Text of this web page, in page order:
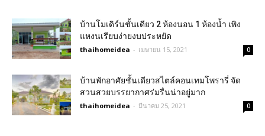
บ้านโมเดิร์นชั้นเดียว 2 ห้องนอน 1 ห้องน้ำ เพิง
แหงนเรียบง่ายงบประหยัด
thaihomeidea - เมษายน 15, 2021 0
บ้านพักอาศัยชั้นเดียวสไตล์คอนเทมโพรารี่ จัด
สวนสวยบรรยากาศร่มรื่นน่าอยู่มาก
thaihomeidea - มีนาคม 25, 2021 0